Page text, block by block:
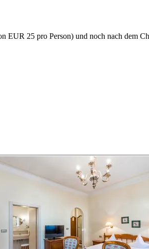
EUR 25 pro Person) und noch nach dem